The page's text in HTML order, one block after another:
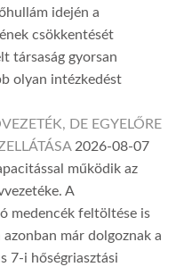
idején a
csökkentését
társaság gyorsan
olyan intézkedést
DE EGYELŐRE
2026-08-07
működik az
A
medencék feltöltése is
már dolgoznak a
7-i hőségriasztási